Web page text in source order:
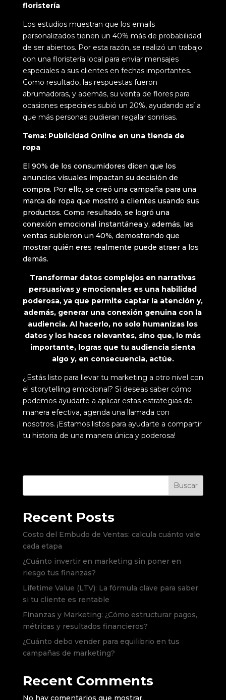
floristería
Los estudios muestran que los emails
personalizados tienen un 40% más de probabilidad
de ser abiertos. Por esta razón, se realizó un trabajo
con una floristería local para enviar mensajes
especiales a sus clientes en fechas importantes.
Como resultado, las respuestas fueron
abrumadoras, y además, su venta de flores para
ocasiones especiales subió un 20%, ayudando así a
que más personas pudieran regalar sonrisas.
Tema: Publicidad Online en una tienda de
ropa
El 90% de los consumidores dicen que los
anuncios visuales impactan su decisión de
compra. Por ello, se creó una campaña para una
marca de ropa que mostró a clientes usando sus
productos. Como resultado, se logró una
conexión emocional instantánea y, además, las
ventas subieron un 40%, demostrando que
mostrar quién eres realmente puede atraer a los
demás.
Transformar datos complejos en narrativas
persuasivas y emocionales es una habilidad
poderosa, ya que permite captar la atención y,
además, generar una conexión genuina con la
audiencia. Al hacerlo, no solo humanizas los
datos y los haces relevantes, sino que, lo más
importante, logras que tu audiencia sienta
algo y, en consecuencia, actúe.
¿Estás listo para llevar tu marketing a otro nivel con
el storytelling emocional? Si deseas saber cómo
podemos ayudarte a aplicar estas estrategias de
manera efectiva, agenda una llamada con
nosotros. ¡Estamos listos para ayudarte a compartir
tu historia de una manera única y poderosa!
Buscar
Recent Posts
Costo del Embudo de Ventas: calcula cuánto vale
cada etapa
¿Cuánto invertir en marketing sin poner en
riesgo tus finanzas?
Lifetime Value (LTV): La fórmula clave para saber
si tu cliente es rentable
Finanzas y Marketing: ¿Cómo estructurar pagos,
métricas y resultados financieros?
¿Cuánto debo vender para equilibrio en tus
campañas de marketing?
Recent Comments
No hay comentarios que mostrar.